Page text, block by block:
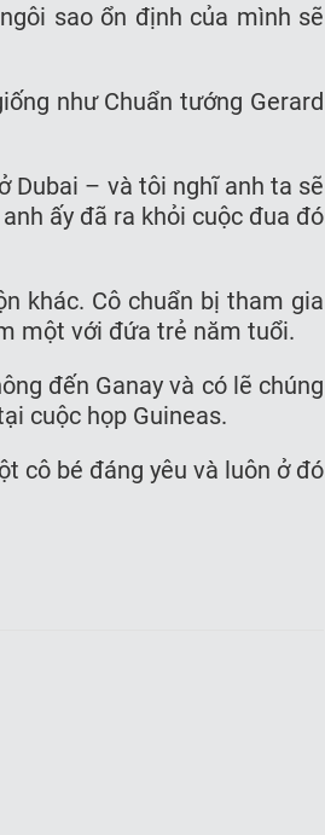
sao ổn định của mình sẽ
như Chuẩn tướng Gerard
Dubai – và tôi nghĩ anh ta sẽ
ấy đã ra khỏi cuộc đua đó
khác. Cô chuẩn bị tham gia
một với đứa trẻ năm tuổi.
đến Ganay và có lẽ chúng
cuộc họp Guineas.
cô bé đáng yêu và luôn ở đó